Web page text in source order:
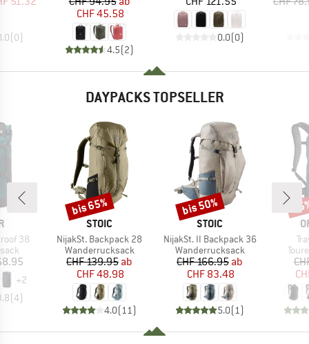
(0)
CHF 45.58
4.5(2)
0.0(0)
DAYPACKS TOPSELLER
38
+2
(4)
MARKE
STOIC
Artikel
NijakSt. Backpack 28
Produktgruppe
Wanderrucksack
Preis
CHF 139.95reduzierter Preis
ab
CHF 48.98
4.0(11)
Rabatt
bis 65%
MARKE
STOIC
Artikel
NijakSt. II Backpack 36
Produktgruppe
Wanderrucksack
Preis
CHF 166.95reduzierter Preis
ab
CHF 83.48
5.0(1)
Rabatt
bis 50%